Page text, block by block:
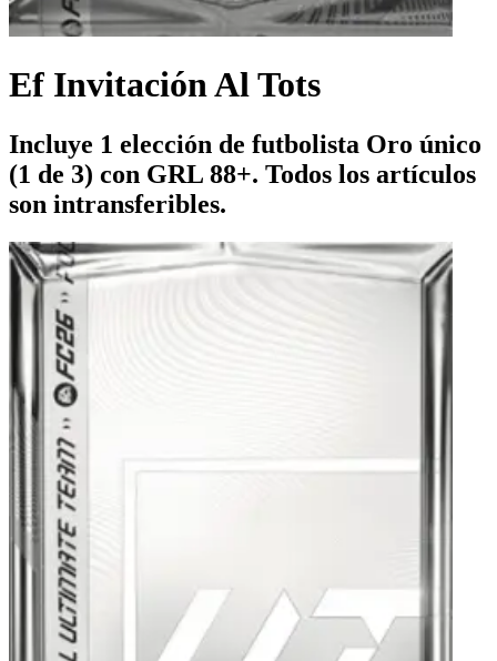
Ef Invitación Al Tots
Incluye 1 elección de futbolista Oro único
(1 de 3) con GRL 88+. Todos los artículos
son intransferibles.